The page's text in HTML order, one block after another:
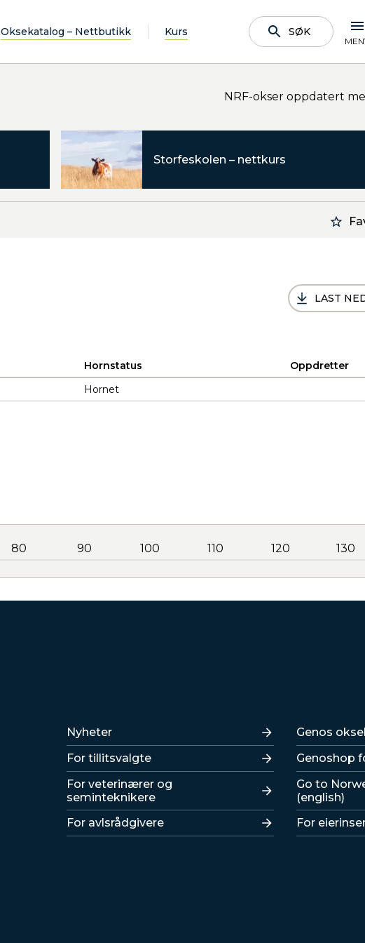
Oksekatalog – Nettbutikk Kurs SØK
NRF-okser oppdatert
Storfeskolen – nettkurs
LAST
Hornstatus
Oppdretter
Hornet
80 90 100 110 120 130
Lenker
Nyheter
For tillitsvalgte
For veterinærer og
seminteknikere
For avlsrådgivere
Genos
Genoshop
Go to
(english)
For